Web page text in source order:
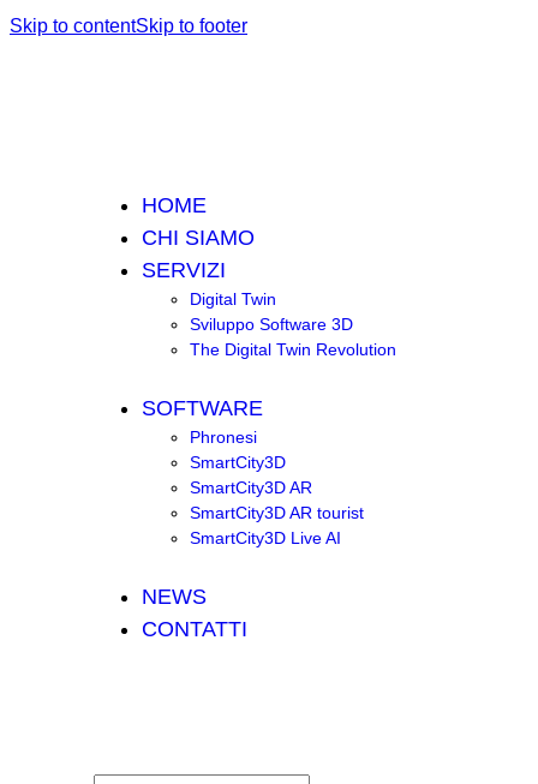
Skip to contentSkip to footer
HOME
CHI SIAMO
SERVIZI
Digital Twin
Sviluppo Software 3D
The Digital Twin Revolution
SOFTWARE
Phronesi
SmartCity3D
SmartCity3D AR
SmartCity3D AR tourist
SmartCity3D Live AI
NEWS
CONTATTI